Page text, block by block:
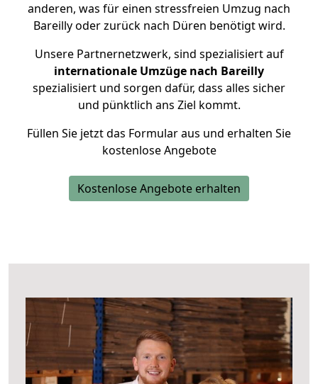
anderen, was für einen stressfreien Umzug nach
Bareilly oder zurück nach Düren benötigt wird.
Unsere Partnernetzwerk, sind spezialisiert auf
internationale Umzüge nach Bareilly
spezialisiert und sorgen dafür, dass alles sicher
und pünktlich ans Ziel kommt.
Füllen Sie jetzt das Formular aus und erhalten Sie
kostenlose Angebote
Kostenlose Angebote erhalten